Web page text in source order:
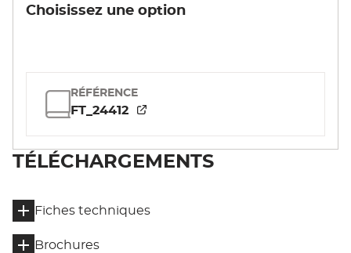
Choisissez une option
RÉFÉRENCE
FT_24412
TÉLÉCHARGEMENTS
Fiches techniques
Brochures